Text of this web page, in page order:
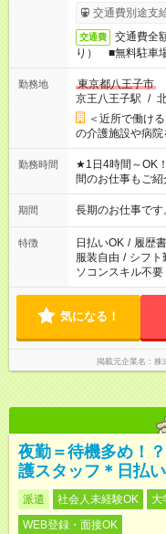
交通費別途支
交通費
交通費全
り） ■無料駐車
勤務地
東京都八王子市
京王八王子駅 /
＜近所で働け
の介護施設や病院
勤務時間
★1日4時間～OK
間のお仕事もご
庭の都合でお休み
週最低15時間以
期間 長期のお仕事で
特徴 日払いOK / 履歴
服装自由 / シフト
ソコンスキル不要
気になる！
掲載元企業名 株
夜勤＝待機多め！
護スタッフ＊日払
派遣 社会人未経験OK 大
WEB登録・面接OK